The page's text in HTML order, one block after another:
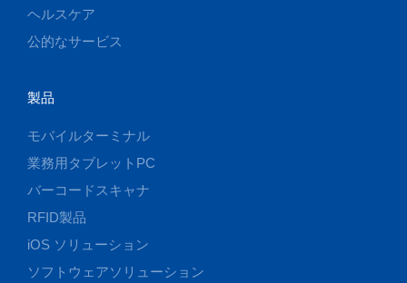
ヘルスケア
公的なサービス
製品
モバイルターミナル
業務用タブレットPC
バーコードスキャナ
RFID製品
iOS ソリューション
ソフトウェアソリューション